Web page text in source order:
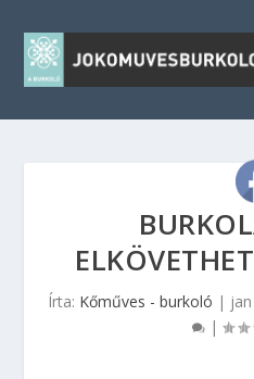
Írta: Kőműves - burkoló |
|